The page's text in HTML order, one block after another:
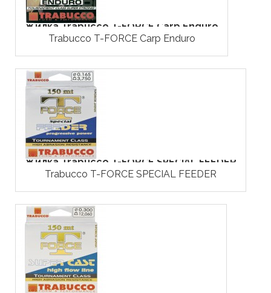
Жилка Trabucco T-FORCE Carp Enduro
Trabucco T-FORCE Carp Enduro
Жилка Trabucco T-FORCE SPECIAL FEEDER
Trabucco T-FORCE SPECIAL FEEDER